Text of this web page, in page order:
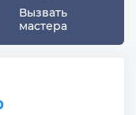
Вызвать
мастера